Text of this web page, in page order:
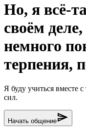
Но, я всё-
своём
немного
терпения,
Я буду учиться вместе
сил.
Начать общениеsend